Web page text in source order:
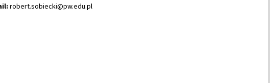
robert.sobiecki@pw.edu.pl